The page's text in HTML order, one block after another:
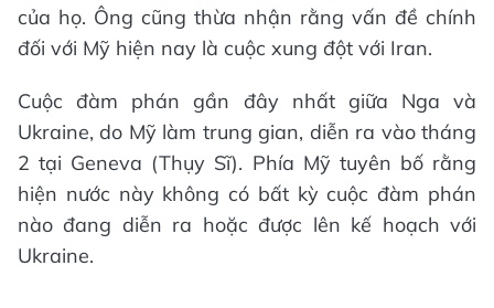
của họ. Ông cũng thừa nhận rằng vấn đề chính
đối với Mỹ hiện nay là cuộc xung đột với Iran.
Cuộc đàm phán gần đây nhất giữa Nga và
Ukraine, do Mỹ làm trung gian, diễn ra vào tháng
2 tại Geneva (Thụy Sĩ). Phía Mỹ tuyên bố rằng
hiện nước này không có bất kỳ cuộc đàm phán
nào đang diễn ra hoặc được lên kế hoạch với
Ukraine.